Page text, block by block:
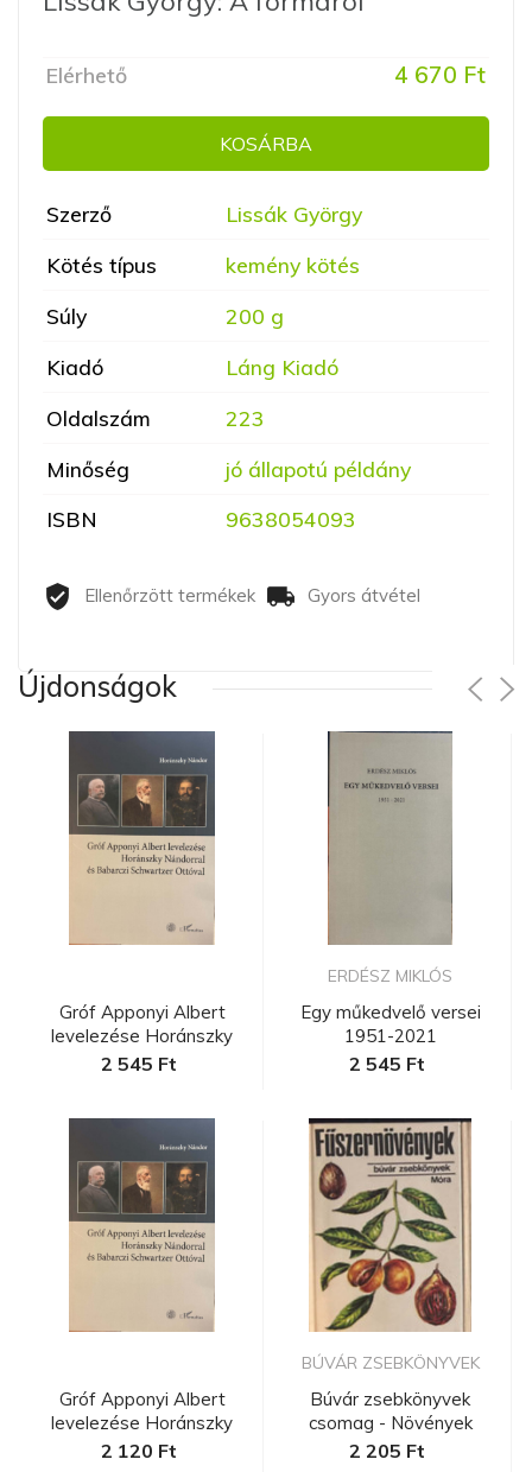
Elérhető 4 670 Ft
KOSÁRBA
Szerző
Lissák György
Kötés típus
kemény kötés
Súly
200 g
Kiadó
Láng Kiadó
Oldalszám
223
Minőség
jó állapotú példány
ISBN
9638054093
Ellenőrzött termékek Gyors átvétel
Újdonságok
Gróf Apponyi Albert
levelezése Horánszky
Nándorra...
2 545 Ft
Gróf Apponyi Albert
levelezése Horánszky
Nándorra...
2 120 Ft
ERDÉSZ MIKLÓS
Egy műkedvelő versei
1951-2021
2 545 Ft
BÚVÁR ZSEBKÖNYVEK
Búvár zsebkönyvek
csomag - Növények
2 205 Ft